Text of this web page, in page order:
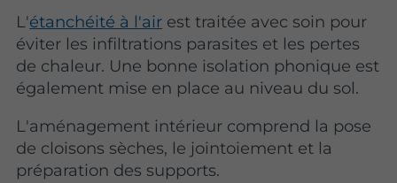
L'étanchéité à l'air est traitée avec soin pour
éviter les infiltrations parasites et les pertes
de chaleur. Une bonne isolation phonique est
également mise en place au niveau du sol.
L'aménagement intérieur comprend la pose
de cloisons sèches, le jointoiement et la
préparation des supports.